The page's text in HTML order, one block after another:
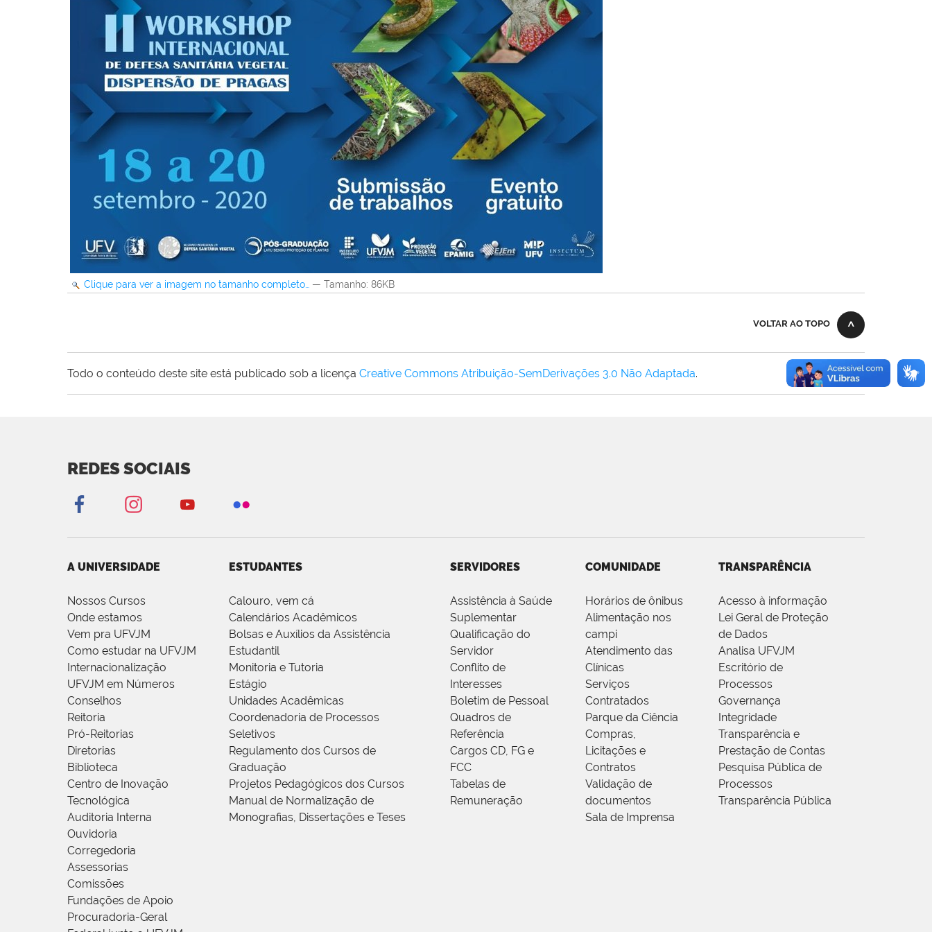
Clique para ver a imagem no tamanho completo… — Tamanho: 86KB
VOLTAR AO TOPO
Todo o conteúdo deste site está publicado sob a licença Creative Commons Atribuição-SemDerivações 3.0 Não Adaptada.
REDES SOCIAIS
A UNIVERSIDADE
Nossos Cursos
Onde estamos
Vem pra UFVJM
Como estudar na UFVJM
Internacionalização
UFVJM em Números
Conselhos
Reitoria
Pró-Reitorias
Diretorias
Biblioteca
Centro de Inovação
Tecnológica
Auditoria Interna
Ouvidoria
Corregedoria
Assessorias
Comissões
Fundações de Apoio
Procuradoria-Geral
ESTUDANTES
Calouro, vem cá
Calendários Acadêmicos
Bolsas e Auxílios da Assistência
Estudantil
Monitoria e Tutoria
Estágio
Unidades Acadêmicas
Coordenadoria de Processos
Seletivos
Regulamento dos Cursos de
Graduação
Projetos Pedagógicos dos Cursos
Manual de Normalização de
Monografias, Dissertações e Teses
SERVIDORES
Assistência à Saúde
Suplementar
Qualificação do
Servidor
Conflito de
Interesses
Boletim de Pessoal
Quadros de
Referência
Cargos CD, FG e
FCC
Tabelas de
Remuneração
COMUNIDADE
Horários de ônibus
Alimentação nos
campi
Atendimento das
Clínicas
Serviços
Contratados
Parque da Ciência
Compras,
Licitações e
Contratos
Validação de
documentos
Sala de Imprensa
TRANSPARÊNCIA
Acesso à informação
Lei Geral de Proteção
de Dados
Analisa UFVJM
Escritório de
Processos
Governança
Integridade
Transparência e
Prestação de Contas
Pesquisa Pública de
Processos
Transparência Pública